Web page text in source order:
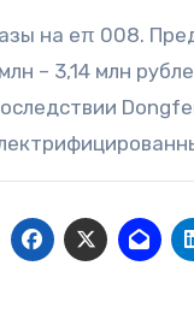
на eπ 008.
– 3,14 млн